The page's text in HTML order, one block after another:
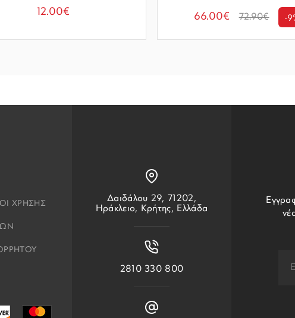
12.00€ 66.00€ 72.90€ -
ΧΡΗΣΗΣ
Δαιδάλου 29, 71202,
Ηράκλειο, Κρήτης, Ελλάδα
2810 330 800